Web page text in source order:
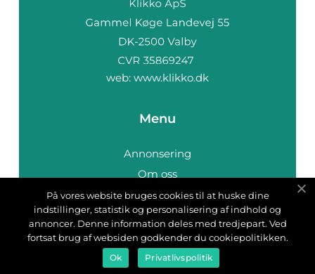
web: www.klikko.dk
Menu
Annonsering
Om oss
Cookies
Kontakta oss
Sitemap
På vores website bruges cookies til at huske dine
indstillinger, statistik og personalisering af indhold og
annoncer. Denne information deles med tredjepart. Ved
fortsat brug af websiden godkender du cookiepolitikken.
Ok Privatlivspolitik